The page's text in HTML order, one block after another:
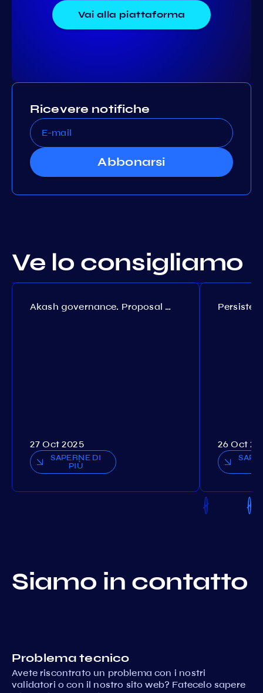
Vai alla piattaforma
Ricevere notifiche
Abbonarsi
Ve lo consigliamo
Akash governance. Proposal №308
27 Oct 2025
SAPERNE DI
PIÙ
26 Oct
Siamo in contatto
Problema tecnico
Avete riscontrato un problema con i nostri
validatori o con il nostro sito web? Fatecelo sapere